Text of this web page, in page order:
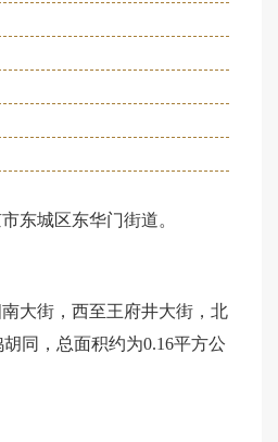
东城区东华门街道。
大街，西至王府井大街，北
同，总面积约为0.16平方公